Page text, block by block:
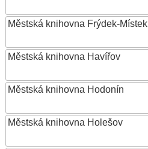
Městská knihovna Frýdek-Místek
Městská knihovna Havířov
Městská knihovna Hodonín
Městská knihovna Holešov